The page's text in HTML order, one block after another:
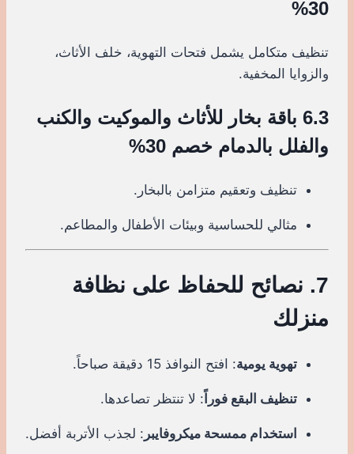
30%
تنظيف متكامل يشمل فتحات التهوية، خلف الأثاث،
والزوايا المخفية.
6.3 باقة بخار للأثاث والموكيت والكنب
والفلل بالدمام خصم 30%
تنظيف وتعقيم متزامن بالبخار.
مثالي للحساسية وبيئات الأطفال والمطاعم.
7. نصائح للحفاظ على نظافة
منزلك
تهوية يومية: افتح النوافذ 15 دقيقة صباحاً.
تنظيف البقع فوراً : لا تنتظر تصاعدها.
استخدام ممسحة ميكروفايبر : لجذب الأتربة أفضل.